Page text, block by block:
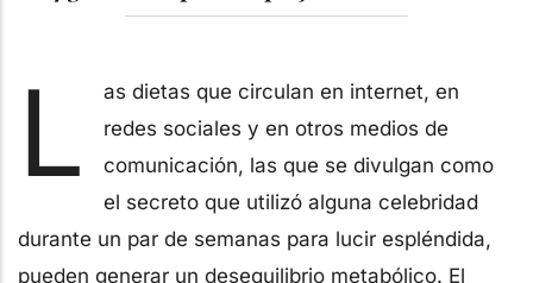
L
as dietas que circulan en internet, en
redes sociales y en otros medios de
comunicación, las que se divulgan como
el secreto que utilizó alguna celebridad
durante un par de semanas para lucir espléndida,
pueden generar un desequilibrio metabólico. El